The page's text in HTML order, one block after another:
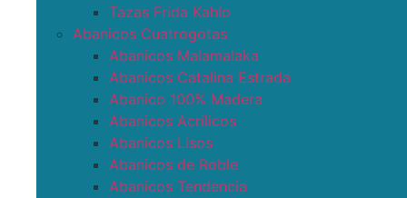
Tazas Frida Kahlo
Abanicos Cuatrogotas
Abanicos Malamalaka
Abanicos Catalina Estrada
Abanico 100% Madera
Abanicos Acrílicos
Abanicos Lisos
Abanicos de Roble
Abanicos Tendencia